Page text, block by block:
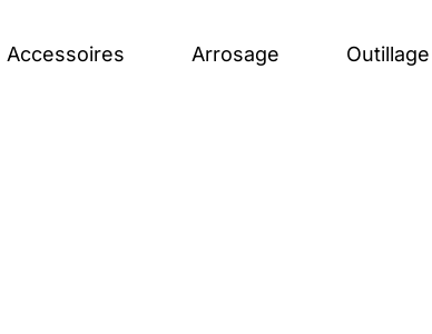
Accessoires Arrosage Outillage